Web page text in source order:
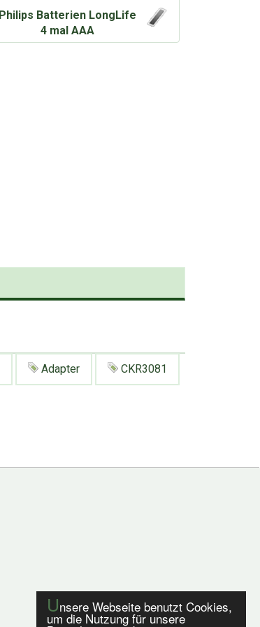
Unsere Webseite benutzt Cookies,
um die Nutzung für unsere
Philips Batterien LongLife
4 mal AAA
Adapter CKR3081